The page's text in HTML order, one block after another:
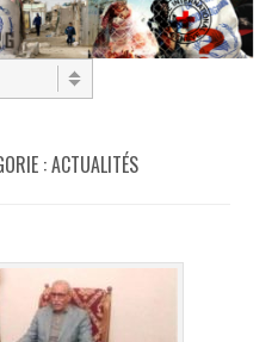
:ACTUALITÉS